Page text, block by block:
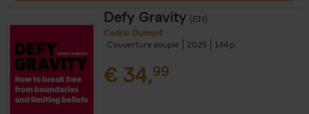
Defy Gravity (EN)
Cedric Dumont
Couverture souple
2025 144
€ 34,99